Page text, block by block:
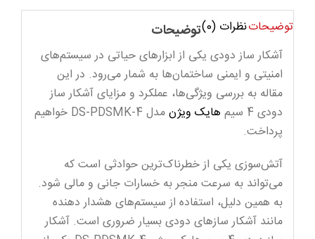
DS-
PDSMK-
عدد
توضیحاتنظرات (0) توضیحات
آشکار ساز دودی یکی از ابزارهای حیاتی در سیستم‌های
امنیتی و ایمنی ساختمان‌ها به شمار می‌رود. در این
مقاله به بررسی ویژگی‌ها، عملکرد و مزایای آشکار ساز
دودی 4 سیم
هایک ویژن
مدل DS-PDSMK-4 خواهیم
پرداخت.
آتش‌سوزی یکی از خطرناک‌ترین حوادثی است که
می‌تواند به سرعت منجر به خسارات جانی و مالی شود.
به همین دلیل، استفاده از سیستم‌های هشدار دهنده
مانند آشکار سازهای دودی بسیار ضروری است. آشکار